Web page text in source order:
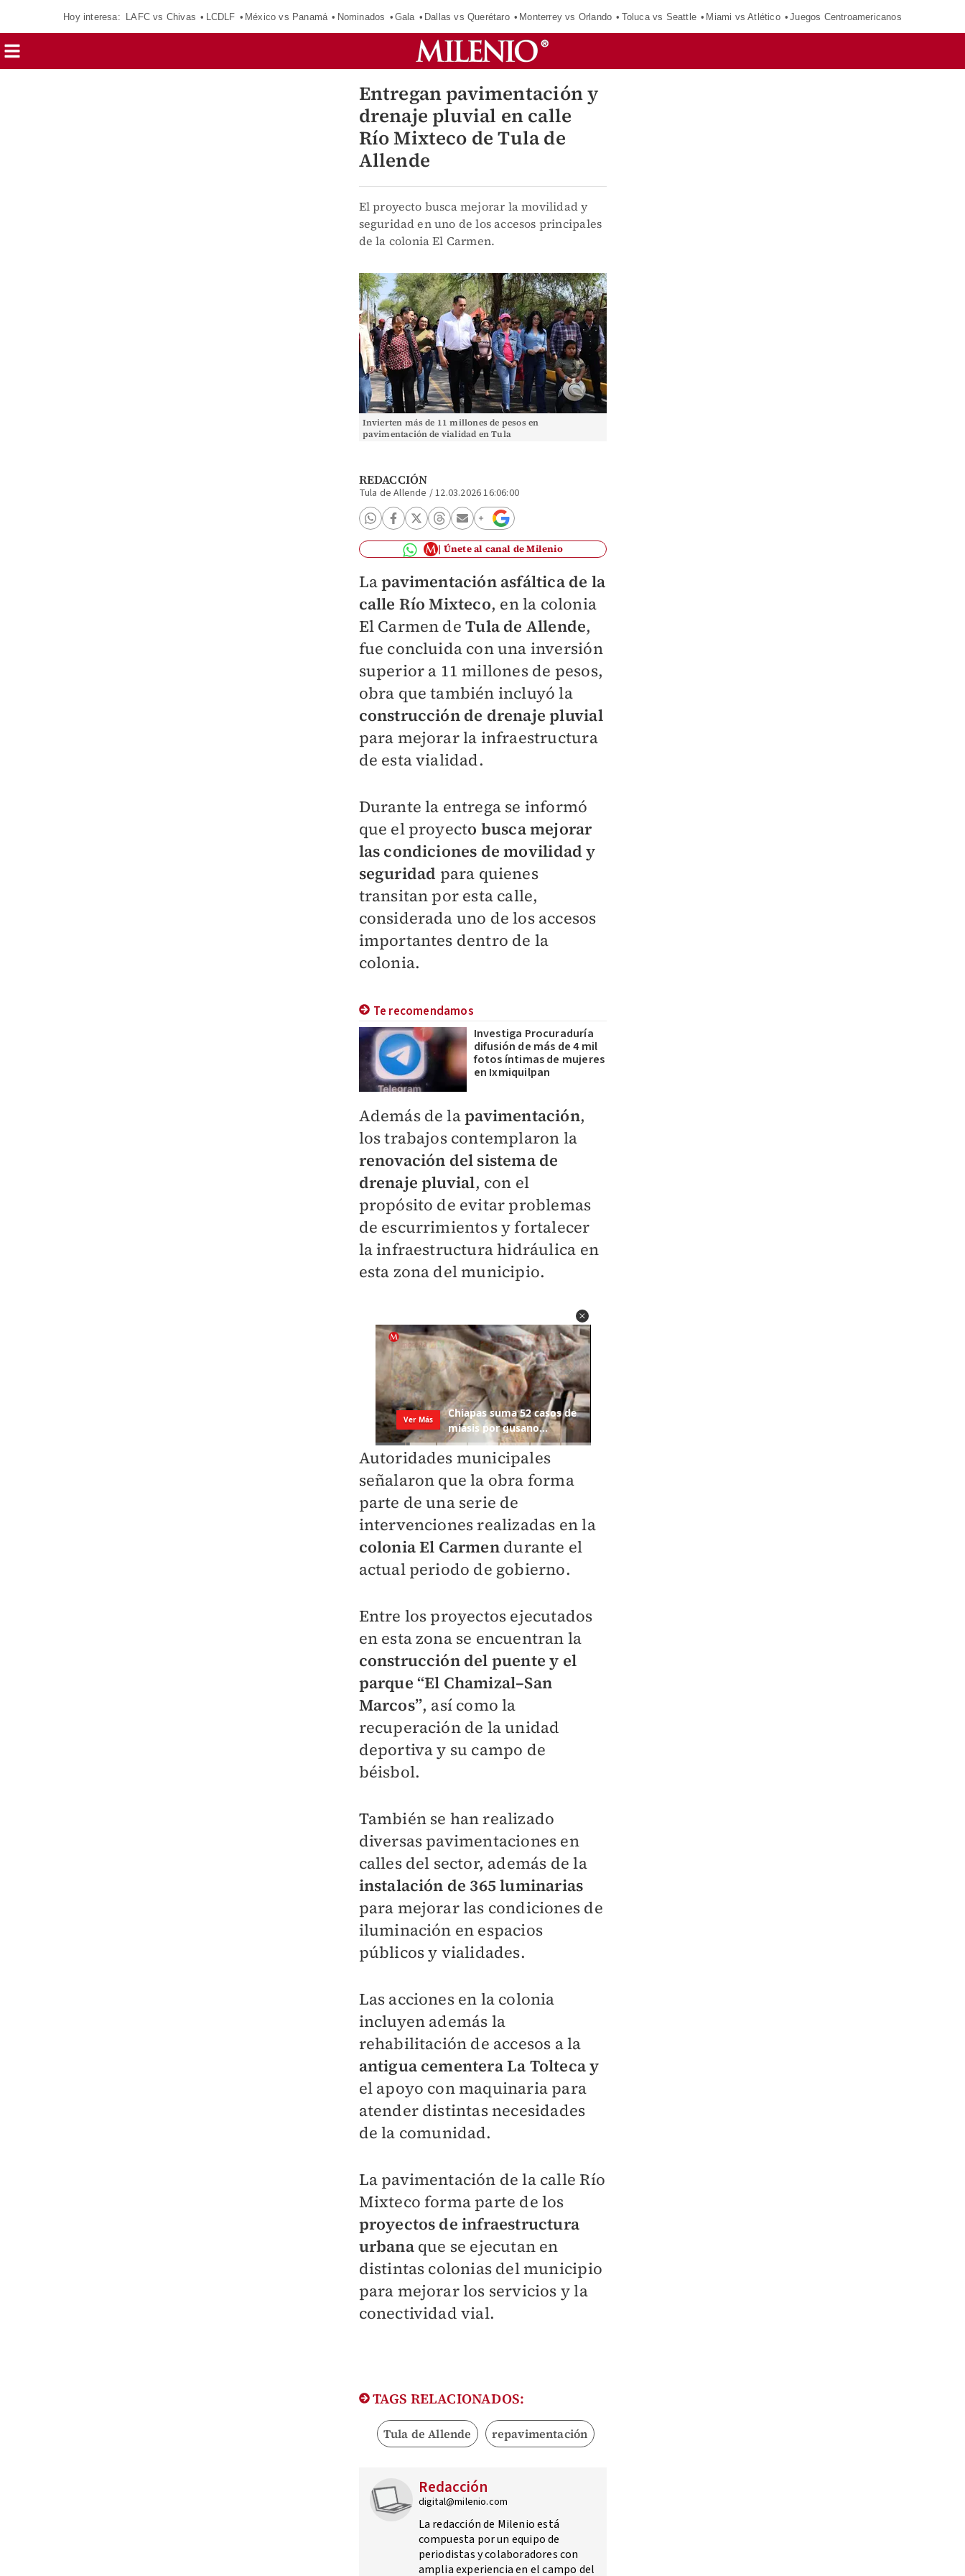
Hoy interesa: LAFC vs Chivas LCDLF México vs Panamá Nominados Gala Dallas vs Querétaro Monterrey vs Orlando Toluca vs Seattle Miami vs Atlético Juegos Centroamericanos
Entregan pavimentación y
drenaje pluvial en calle
Río Mixteco de Tula de
Allende
El proyecto busca mejorar la movilidad y
seguridad en uno de los accesos principales
de la colonia El Carmen.
Invierten más de 11 millones de pesos en
pavimentación de vialidad en Tula
REDACCIÓN
Tula de Allende /12.03.2026 16:06:00
Únete al canal de Milenio
Lapavimentación asfáltica de la
calle Río Mixteco, en la colonia
El Carmen deTula de Allende,
fue concluida con una inversión
superior a 11 millones de pesos,
obra que también incluyó la
construcción de drenaje pluvial
para mejorar la infraestructura
de esta vialidad.
Durante la entrega se informó
que el proyecto busca mejorar
las condiciones de movilidad y
seguridad para quienes
transitan por esta calle,
considerada uno de los accesos
importantes dentro de la
colonia.
Te recomendamos
Investiga Procuraduría
difusión de más de 4 mil
fotos íntimas de mujeres
en Ixmiquilpan
​Además de lapavimentación,
los trabajos contemplaron la
renovación del sistema de
drenaje pluvial, con el
propósito de evitar problemas
de escurrimientos y fortalecer
la infraestructura hidráulica en
esta zona del municipio.
Autoridades municipales
señalaron que la obra forma
parte de una serie de
intervenciones realizadas en la
colonia El Carmendurante el
actual periodo de gobierno.
Entre los proyectos ejecutados
en esta zona se encuentran la
construcción del puente y el
parque “El Chamizal–San
Marcos”, así como la
recuperación de la unidad
deportiva y su campo de
béisbol.
También se han realizado
diversas pavimentaciones en
calles del sector, además de la
instalación de 365 luminarias
para mejorar las condiciones de
iluminación en espacios
públicos y vialidades.
Las acciones en la colonia
incluyen además la
rehabilitación de accesos a la
antigua cementera La Tolteca y
el apoyo con maquinaria para
atender distintas necesidades
de la comunidad.
La pavimentación de la calle Río
Mixteco forma parte de los
proyectos de infraestructura
urbanaque se ejecutan en
distintas colonias del municipio
para mejorar los servicios y la
conectividad vial.
TAGS RELACIONADOS:
Tula de Allende repavimentación
Redacción
digital@milenio.com
La redacción de Milenio está
compuesta por un equipo de
periodistas y colaboradores con
amplia experiencia en el campo del